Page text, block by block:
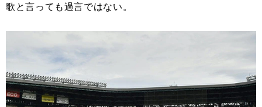
歌と言っても過言ではない。